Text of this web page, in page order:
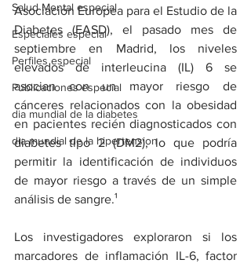
Salud Mental especial
Especiales especial
Perfiles especial
Publicaciones especial
dia mundial de la diabetes
dia mundial de la hipertension
Asociación Europea para el Estudio de la
Diabetes (EASD), el pasado mes de
septiembre en Madrid, los niveles
elevados de interleucina (IL) 6 se
asocian con un mayor riesgo de
cánceres relacionados con la obesidad
en pacientes recién diagnosticados con
diabetes tipo 2 (DM2), lo que podría
permitir la identificación de individuos
de mayor riesgo a través de un simple
análisis de sangre.¹
Los investigadores exploraron si los
marcadores de inflamación IL-6, factor